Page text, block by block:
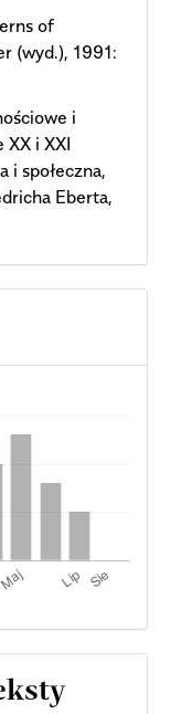
of
(wyd.), 1991:
i
XX i XXI
i społeczna,
Eberta,